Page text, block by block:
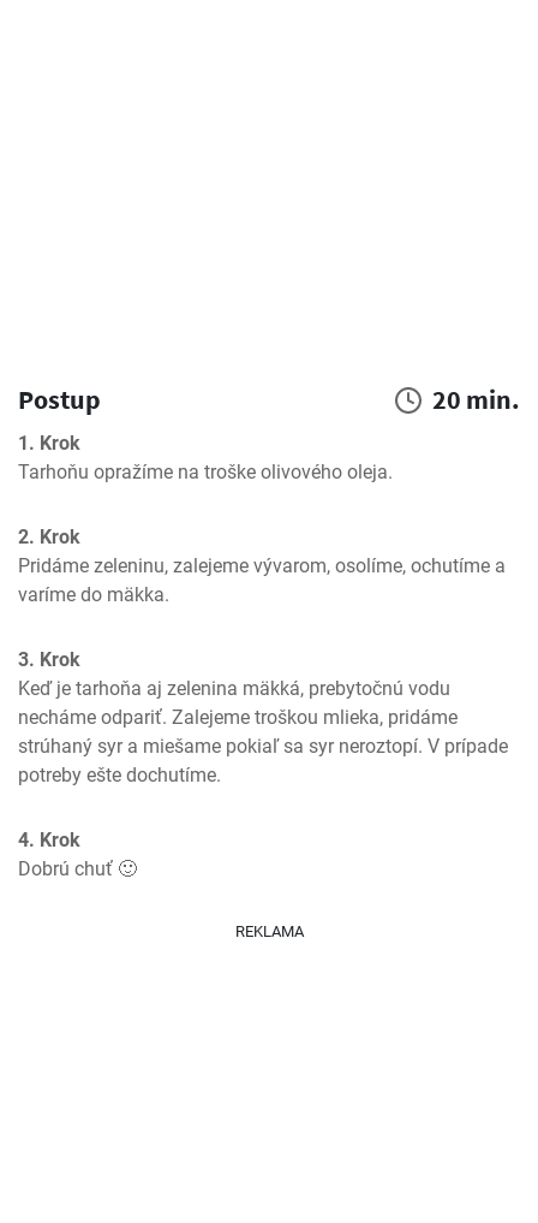
Postup 20 min.
1. Krok
Tarhoňu opražíme na troške olivového oleja.
2. Krok
Pridáme zeleninu, zalejeme vývarom, osolíme, ochutíme a
varíme do mäkka.
3. Krok
Keď je tarhoňa aj zelenina mäkká, prebytočnú vodu
necháme odpariť. Zalejeme troškou mlieka, pridáme
strúhaný syr a miešame pokiaľ sa syr neroztopí. V prípade
potreby ešte dochutíme.
4. Krok
Dobrú chuť 🙂
REKLAMA